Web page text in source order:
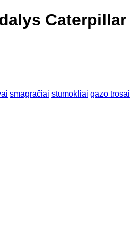
Caterpillar
smagračiai stūmokliai gazo trosai